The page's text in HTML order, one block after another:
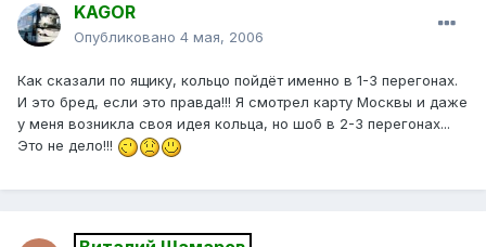
KAGOR
Опубликовано 4 мая, 2006
Как сказали по ящику, кольцо пойдёт именно в 1-3 перегонах.
И это бред, если это правда!!! Я смотрел карту Москвы и даже
у меня возникла своя идея кольца, но шоб в 2-3 перегонах...
Это не дело!!!